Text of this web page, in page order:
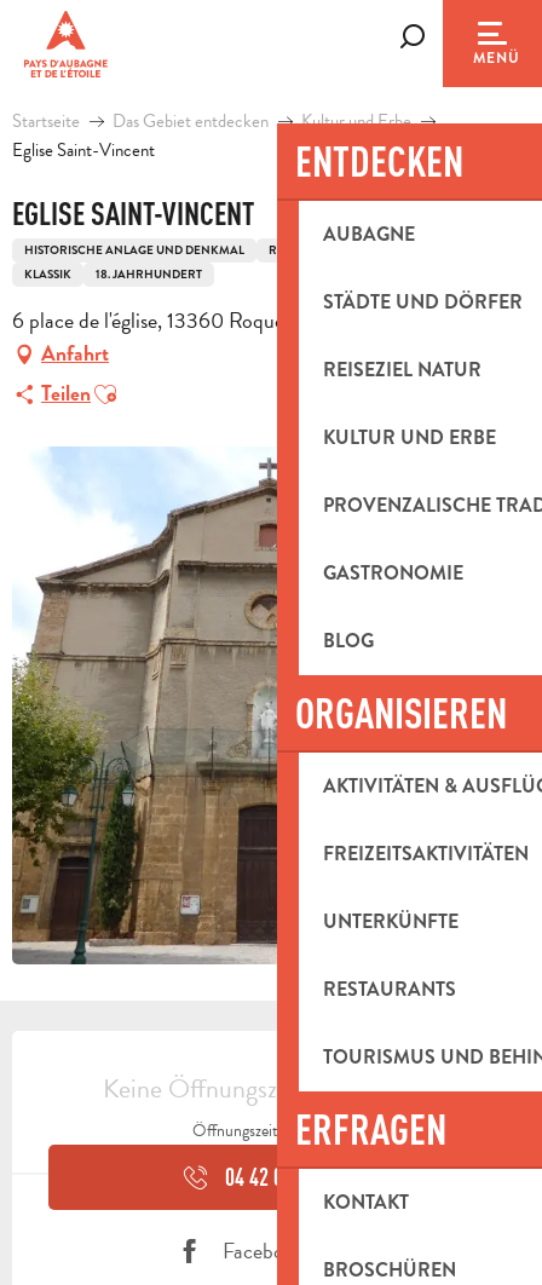
contenu
principal
MENÜ
ENTDECKEN
AUBAGNE
STÄDTE UND DÖRFER
REISEZIEL NATUR
KULTUR UND ERBE
PROVENZALISCHE
GASTRONOMIE
BLOG
ORGANISIEREN
AKTIVITÄTEN &
FREIZEITSAKTIVITÄTEN
UNTERKÜNFTE
RESTAURANTS
TOURISMUS UND
ERFRAGEN
KONTAKT
BROSCHÜREN
Startseite Das Gebiet entdecken
Kultur und Erbe
Eglise Saint-Vincent
EGLISE SAINT-VINCENT
HISTORISCHE ANLAGE UND DENKMAL RELIGIÖSES ERBGUT
KLASSIK
18. JAHRHUNDERT
6 place de l'église, 13360 Roquevaire
Anfahrt
TeilenAjouter aux favoris
ÖFFNUNGSZEITEN &
Keine Öffnungszeiten hinterlegt
Öffnungszeiten ansehen
04 42 04 25▒▒
Facebook Seite